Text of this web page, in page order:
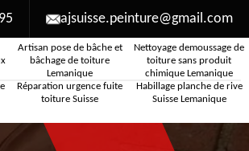
ajsuisse.peinture@gmail.com
Artisan pose de bâche et
bâchage de toiture
Lemanique
Nettoyage demoussage de
toiture sans produit
chimique Lemanique
Réparation urgence fuite
toiture Suisse
Habillage planche de rive
Suisse Lemanique